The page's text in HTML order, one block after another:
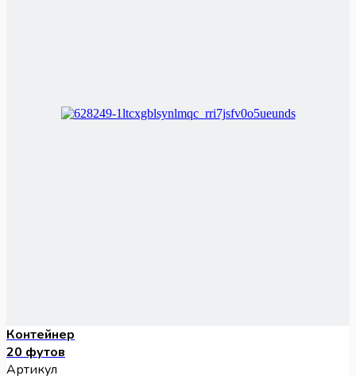
Контейнер
20 футов
Артикул